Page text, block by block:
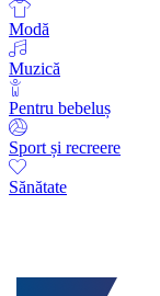
Modă
Muzică
Pentru bebeluș
Sport și recreere
Sănătate